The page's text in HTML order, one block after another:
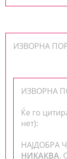
ИЗВОРНА
ИЗВОРНА
Ќе го
нет):
НАЈДОБРА
НИКАКВА.